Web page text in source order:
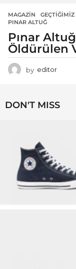
MAGAZIN
PINAR ALTUĞ
Pınar
Öldürülen
by editor
DON'T MISS